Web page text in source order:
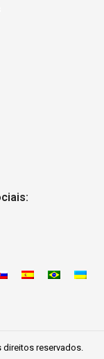
direitos reservados.